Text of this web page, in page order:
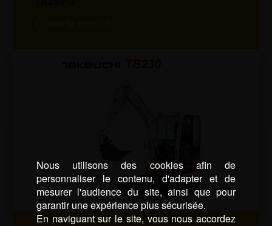
Nous utilisons des cookies afin de
personnaliser le contenu, d'adapter et de
mesurer l'audience du site, ainsi que pour
garantir une expérience plus sécurisée.
En naviguant sur le site, vous nous accordez